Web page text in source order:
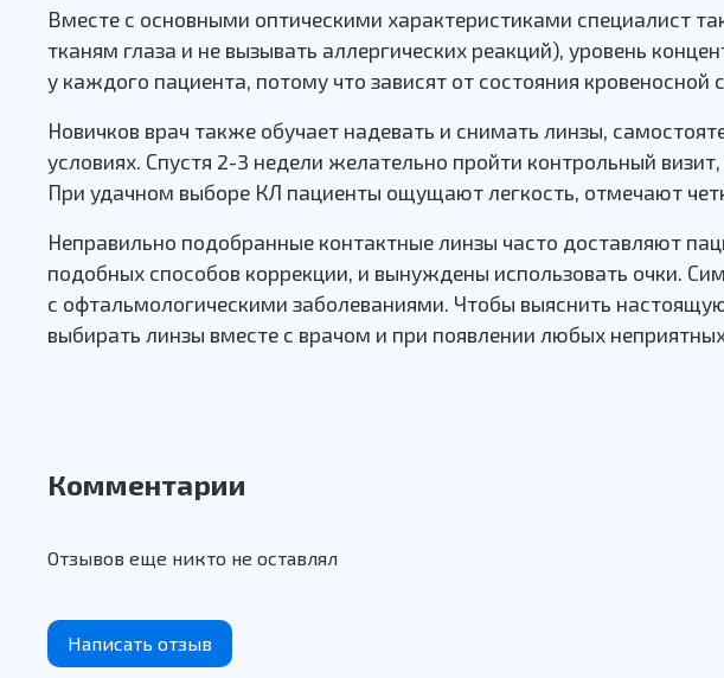
Вместе с основными оптическими характеристиками специалист
тканям глаза и не вызывать аллергических реакций), уровень
у каждого пациента, потому что зависят от состояния
Новичков врач также обучает надевать и снимать линзы,
условиях. Спустя 2-3 недели желательно пройти контрольный
При удачном выборе КЛ пациенты ощущают легкость, отмечают
Неправильно подобранные контактные линзы часто доставляют
подобных способов коррекции, и вынуждены использовать очки.
с офтальмологическими заболеваниями. Чтобы выяснить
выбирать линзы вместе с врачом и при появлении любых
Комментарии
Отзывов еще никто не оставлял
Написать отзыв